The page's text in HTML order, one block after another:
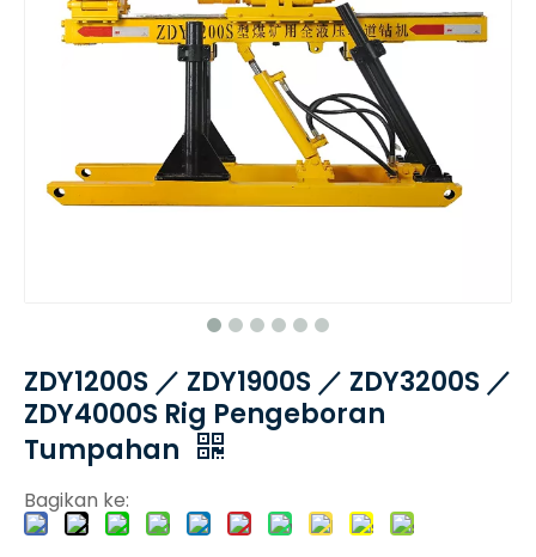
ZDY1200S ／ ZDY1900S ／ ZDY3200S ／
ZDY4000S Rig Pengeboran
Tumpahan
Bagikan ke: